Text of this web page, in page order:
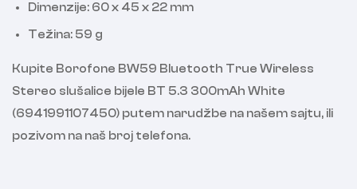
Dimenzije: 60 x 45 x 22 mm
Težina: 59 g
Kupite Borofone BW59 Bluetooth True Wireless
Stereo slušalice bijele BT 5.3 300mAh White
(6941991107450) putem narudžbe na našem sajtu, ili
pozivom na naš broj telefona.